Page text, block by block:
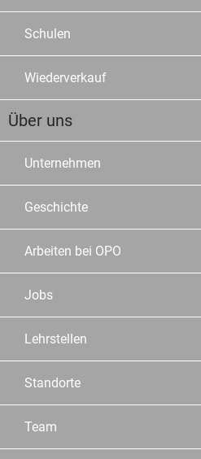
Schulen
Wiederverkauf
Über uns
Unternehmen
Geschichte
Arbeiten bei OPO
Jobs
Lehrstellen
Standorte
Team